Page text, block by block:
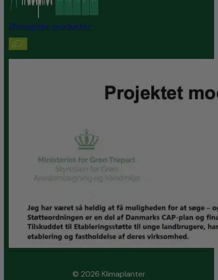
Økologiske produkter
© 2026 Klimaplanter